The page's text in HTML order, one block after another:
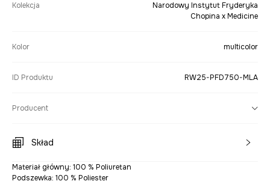
Kolekcja
Narodowy Instytut Fryderyka
Chopina x Medicine
Kolor multicolor
ID Produktu RW25-PFD750-MLA
Producent
Skład
Materiał główny: 100 % Poliuretan
Podszewka: 100 % Poliester